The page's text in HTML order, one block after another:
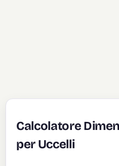
Calcolatore
per Uccelli